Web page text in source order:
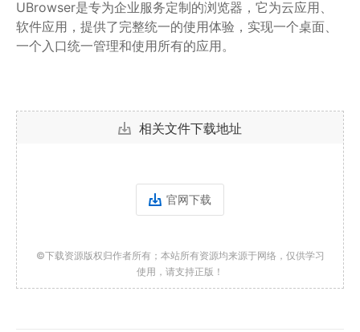
UBrowser是专为企业服务定制的浏览器，它为云应用、
软件应用，提供了完整统一的使用体验，实现一个桌面、
一个入口统一管理和使用所有的应用。
相关文件下载地址
官网下载
©下载资源版权归作者所有；本站所有资源均来源于网络，仅供学习
使用，请支持正版！